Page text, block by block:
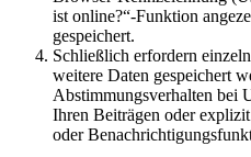
ist online?“-Funktion
gespeichert.
Schließlich erfordern
weitere Daten gespeichert
Abstimmungsverhalten bei
Ihren Beiträgen oder
oder